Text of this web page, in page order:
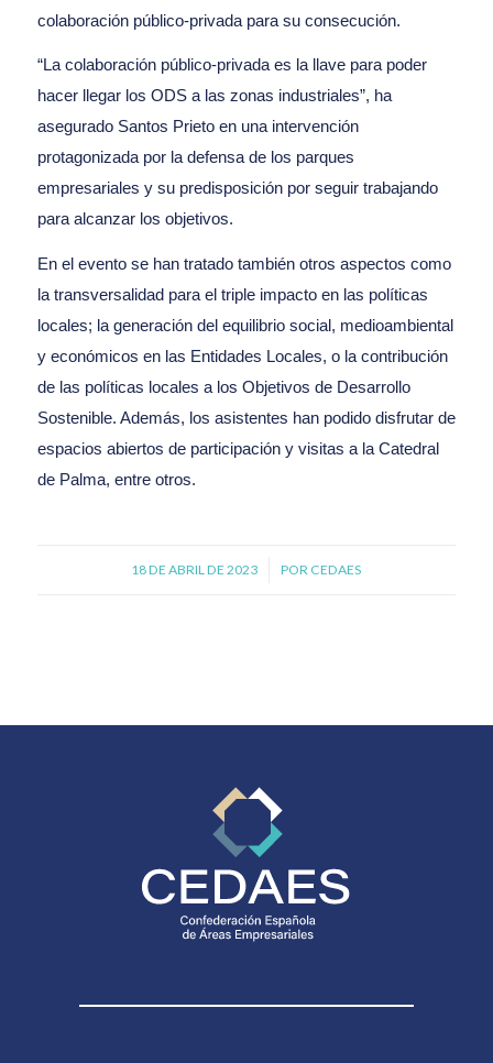
colaboración público-privada para su consecución.
“La colaboración público-privada es la llave para poder
hacer llegar los ODS a las zonas industriales”, ha
asegurado Santos Prieto en una intervención
protagonizada por la defensa de los parques
empresariales y su predisposición por seguir trabajando
para alcanzar los objetivos.
En el evento se han tratado también otros aspectos como
la transversalidad para el triple impacto en las políticas
locales; la generación del equilibrio social, medioambiental
y económicos en las Entidades Locales, o la contribución
de las políticas locales a los Objetivos de Desarrollo
Sostenible. Además, los asistentes han podido disfrutar de
espacios abiertos de participación y visitas a la Catedral
de Palma, entre otros.
18 DE ABRIL DE 2023
/ POR CEDAES